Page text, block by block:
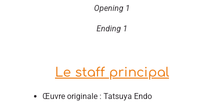
Opening 1
Ending 1
Le staff principal
Œuvre originale : Tatsuya Endo